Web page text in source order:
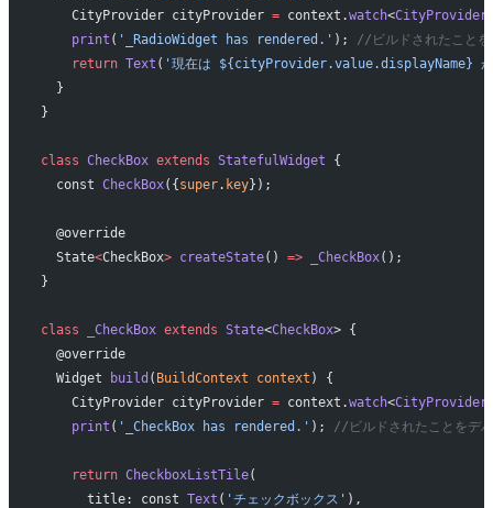
    CityProvider cityProvider
= context.watch<CityProvider
    print
( '_RadioWidget has rendered.' ); //ビルドされたことを
    return
Text ( '現在は ${cityProvider.value.displayName} が
  }
}
class CheckBox extends StatefulWidget {
  const
CheckBox({super. key});
  @override
  State
<CheckBox> createState() => _CheckBox();
}
class _CheckBox extends State<CheckBox> {
  @override
  Widget
build ( BuildContext context ) {
    CityProvider cityProvider
= context.watch<CityProvider
    print
( '_CheckBox has rendered.' ); //ビルドされたことをデ
    return
CheckboxListTile(
      title: const
Text ( 'チェックボックス' ),